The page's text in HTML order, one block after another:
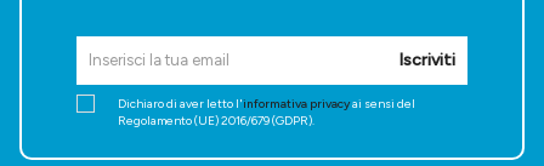
Iscriviti
Dichiaro di aver letto l'informativa privacyai sensi del
Regolamento (UE) 2016/679 (GDPR).